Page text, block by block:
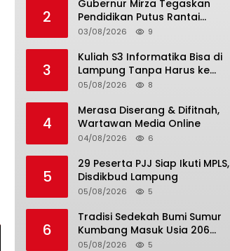
2
Gubernur Mirza Tegaskan
Pendidikan Putus Rantai
Kemiskinan
03/08/2026 9
3
Kuliah S3 Informatika Bisa di
Lampung Tanpa Harus ke
Luar Daerah
05/08/2026 8
4
Merasa Diserang & Difitnah,
Wartawan Media Online
04/08/2026 6
5
29 Peserta PJJ Siap Ikuti MPLS,
Disdikbud Lampung
05/08/2026 5
6
Tradisi Sedekah Bumi Sumur
Kumbang Masuk Usia 206
Tahun
05/08/2026 5